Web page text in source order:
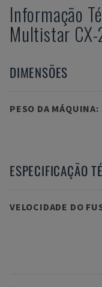
Informação
Multistar
DIMENSÕES
PESO DA MÁQUINA:
ESPECIFICAÇÃO
VELOCIDADE DO